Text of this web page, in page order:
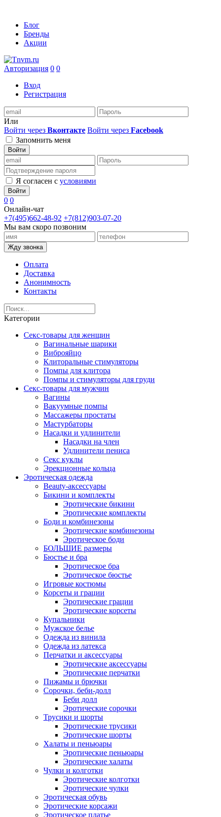
Блог
Бренды
Акции
Авторизация 0 0
Вход
Регистрация
Или
Войти через Вконтакте Войти через Facebook
Запомнить меня
Войти
Я согласен с условиями
Войти
0 0
Онлайн-чат
+7(495)662-48-92 +7(812)903-07-20
Мы вам скоро позвоним
Жду звонка
Оплата
Доставка
Анонимность
Контакты
Категории
Секс-товары для женщин
Вагинальные шарики
Виброяйцо
Клиторальные стимуляторы
Помпы для клитора
Помпы и стимуляторы для груди
Секс-товары для мужчин
Вагины
Вакуумные помпы
Массажеры простаты
Мастурбаторы
Насадки и удлинители
Насадки на член
Удлинители пениса
Секс куклы
Эрекционные кольца
Эротическая одежда
Beauty-аксессуары
Бикини и комплекты
Эротические бикини
Эротические комплекты
Боди и комбинезоны
Эротические комбинезоны
Эротическое боди
БОЛЬШИЕ размеры
Бюстье и бра
Эротическое бра
Эротическое бюстье
Игровые костюмы
Корсеты и грации
Эротические грации
Эротические корсеты
Купальники
Мужское белье
Одежда из винила
Одежда из латекса
Перчатки и аксессуары
Эротические аксессуары
Эротические перчатки
Пижамы и брючки
Сорочки, беби-долл
Беби долл
Эротические сорочки
Трусики и шорты
Эротические трусики
Эротические шорты
Халаты и пеньюары
Эротические пеньюары
Эротические халаты
Чулки и колготки
Эротические колготки
Эротические чулки
Эротическая обувь
Эротические корсажи
Эротическое платье